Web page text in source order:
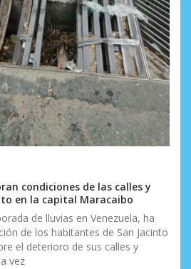
condiciones de las calles y
en la capital Maracaibo
de lluvias en Venezuela, ha
de los habitantes de San Jacinto
el deterioro de sus calles y
vez